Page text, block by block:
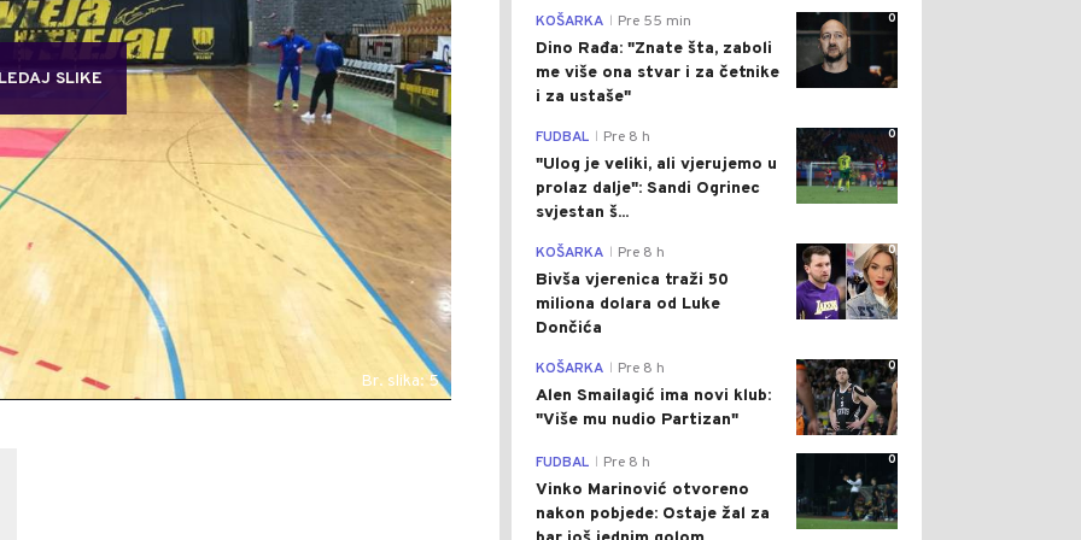
SLIKE
Br. slika: 5
0
KOŠARKA Pre 55 min
Dino Rađa: "Znate šta, zaboli
me više ona stvar i za četnike
i za ustaše"
0
FUDBAL Pre 8 h
"Ulog je veliki, ali vjerujemo u
prolaz dalje": Sandi Ogrinec
svjestan š...
0
KOŠARKA Pre 8 h
Bivša vjerenica traži 50
miliona dolara od Luke
Dončića
0
KOŠARKA Pre 8 h
Alen Smailagić ima novi klub:
"Više mu nudio Partizan"
0
FUDBAL Pre 8 h
Vinko Marinović otvoreno
nakon pobjede: Ostaje žal za